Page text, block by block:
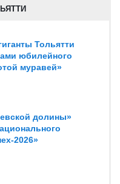
Тольятти
юбилейного
муравей»
долины»
2026»